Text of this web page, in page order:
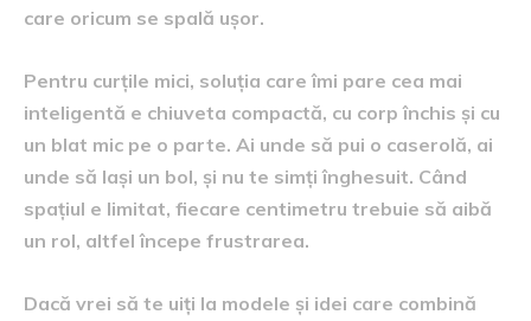
care oricum se spală ușor.
Pentru curțile mici, soluția care îmi pare cea mai
inteligentă e chiuveta compactă, cu corp închis și cu
un blat mic pe o parte. Ai unde să pui o caserolă, ai
unde să lași un bol, și nu te simți înghesuit. Când
spațiul e limitat, fiecare centimetru trebuie să aibă
un rol, altfel începe frustrarea.
Dacă vrei să te uiți la modele și idei care combină